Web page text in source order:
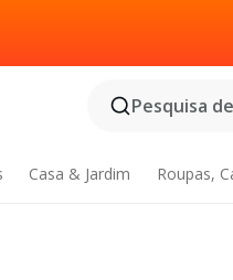
Pesquisa
Casa & Jardim Roupas,